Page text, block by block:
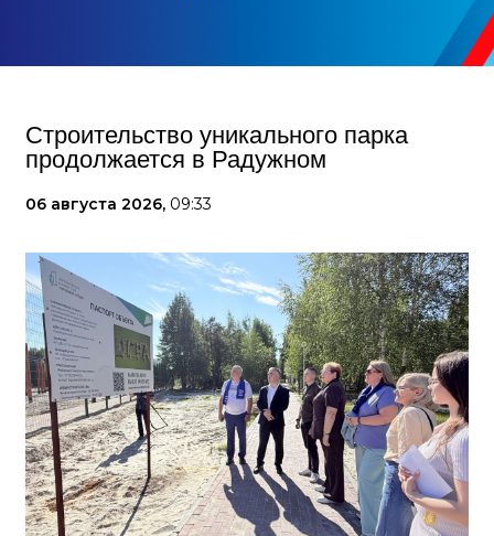
Строительство уникального парка
продолжается в Радужном
06 августа 2026, 09:33